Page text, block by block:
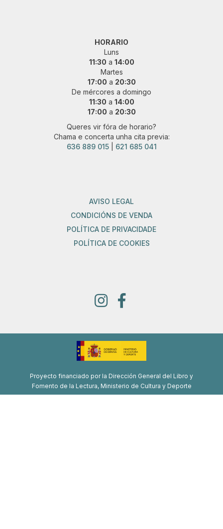
HORARIO
Luns
11:30 a 14:00
Martes
17:00 a 20:30
De mércores a domingo
11:30 a 14:00
17:00 a 20:30
Queres vir fóra de horario?
Chama e concerta unha cita previa:
636 889 015| 621 685 041
AVISO LEGAL
CONDICIÓNS DE VENDA
POLÍTICA DE PRIVACIDADE
POLÍTICA DE COOKIES
Proyecto financiado por la Dirección General del Libro y
Fomento de la Lectura, Ministerio de Cultura y Deporte